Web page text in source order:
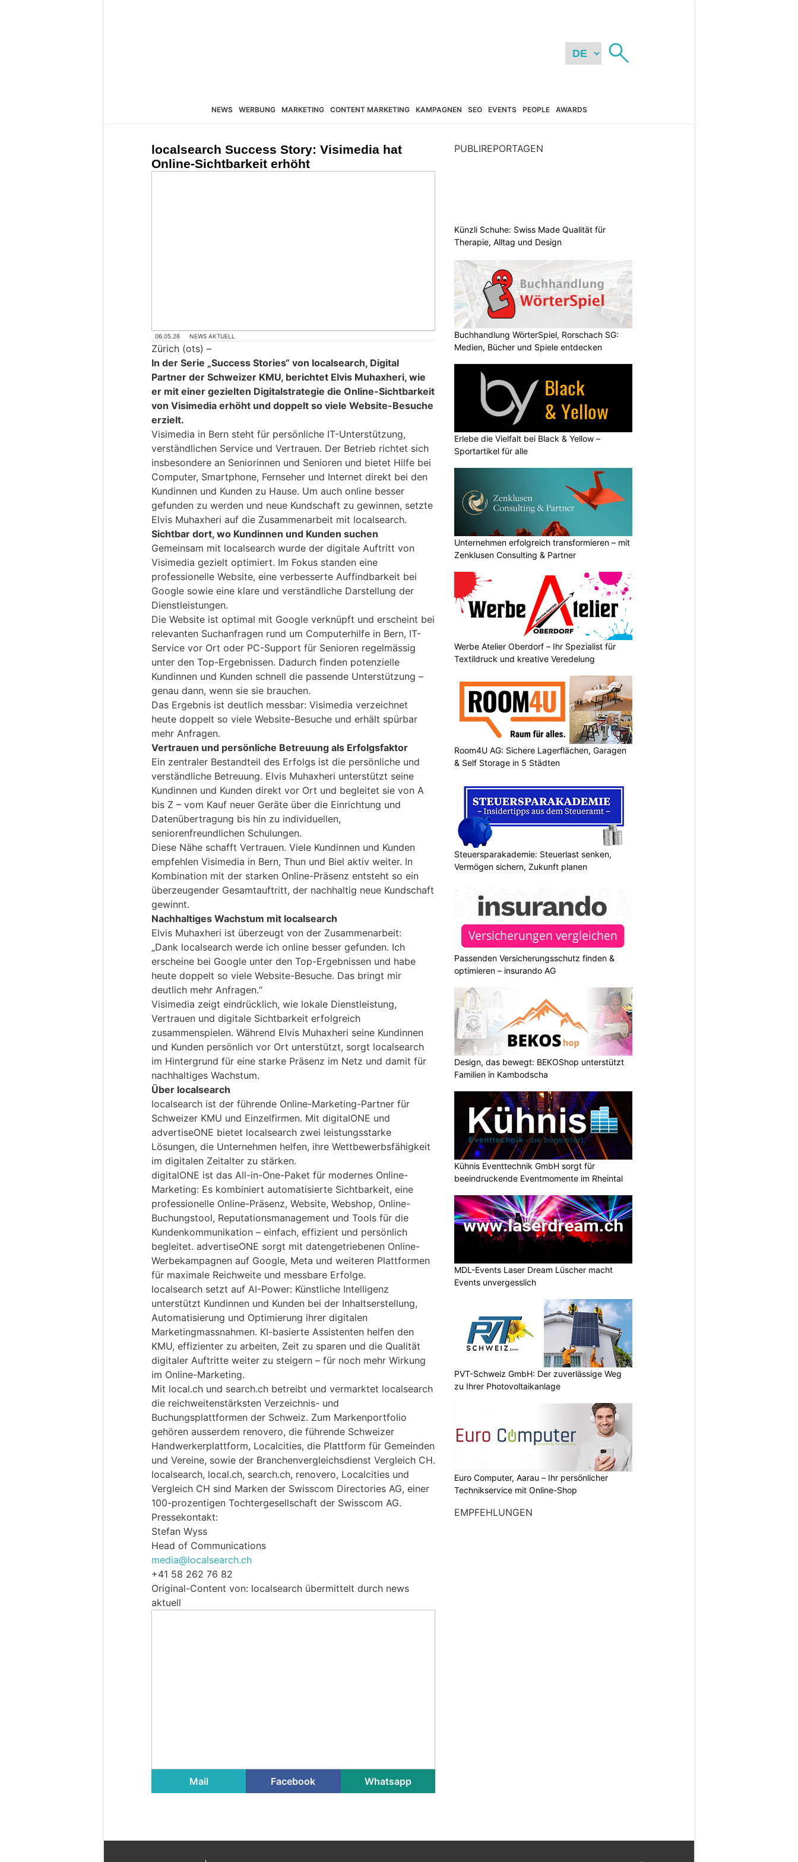
NEWS WERBUNG MARKETING CONTENT MARKETING KAMPAGNEN SEO EVENTS PEOPLE AWARDS
localsearch Success Story: Visimedia hat
Online-Sichtbarkeit erhöht
06.05.26 NEWS AKTUELL
Zürich (ots) –
In der Serie „Success Stories“ von localsearch, Digital
Partner der Schweizer KMU, berichtet Elvis Muhaxheri, wie
er mit einer gezielten Digitalstrategie die Online-Sichtbarkeit
von Visimedia erhöht und doppelt so viele Website-Besuche
erzielt.
Visimedia in Bern steht für persönliche IT-Unterstützung,
verständlichen Service und Vertrauen. Der Betrieb richtet sich
insbesondere an Seniorinnen und Senioren und bietet Hilfe bei
Computer, Smartphone, Fernseher und Internet direkt bei den
Kundinnen und Kunden zu Hause. Um auch online besser
gefunden zu werden und neue Kundschaft zu gewinnen, setzte
Elvis Muhaxheri auf die Zusammenarbeit mit localsearch.
Sichtbar dort, wo Kundinnen und Kunden suchen
Gemeinsam mit localsearch wurde der digitale Auftritt von
Visimedia gezielt optimiert. Im Fokus standen eine
professionelle Website, eine verbesserte Auffindbarkeit bei
Google sowie eine klare und verständliche Darstellung der
Dienstleistungen.
Die Website ist optimal mit Google verknüpft und erscheint bei
relevanten Suchanfragen rund um Computerhilfe in Bern, IT-
Service vor Ort oder PC-Support für Senioren regelmässig
unter den Top-Ergebnissen. Dadurch finden potenzielle
Kundinnen und Kunden schnell die passende Unterstützung –
genau dann, wenn sie sie brauchen.
Das Ergebnis ist deutlich messbar: Visimedia verzeichnet
heute doppelt so viele Website-Besuche und erhält spürbar
mehr Anfragen.
Vertrauen und persönliche Betreuung als Erfolgsfaktor
Ein zentraler Bestandteil des Erfolgs ist die persönliche und
verständliche Betreuung. Elvis Muhaxheri unterstützt seine
Kundinnen und Kunden direkt vor Ort und begleitet sie von A
bis Z – vom Kauf neuer Geräte über die Einrichtung und
Datenübertragung bis hin zu individuellen,
seniorenfreundlichen Schulungen.
Diese Nähe schafft Vertrauen. Viele Kundinnen und Kunden
empfehlen Visimedia in Bern, Thun und Biel aktiv weiter. In
Kombination mit der starken Online-Präsenz entsteht so ein
überzeugender Gesamtauftritt, der nachhaltig neue Kundschaft
gewinnt.
Nachhaltiges Wachstum mit localsearch
Elvis Muhaxheri ist überzeugt von der Zusammenarbeit:
„Dank localsearch werde ich online besser gefunden. Ich
erscheine bei Google unter den Top-Ergebnissen und habe
heute doppelt so viele Website-Besuche. Das bringt mir
deutlich mehr Anfragen.“
Visimedia zeigt eindrücklich, wie lokale Dienstleistung,
Vertrauen und digitale Sichtbarkeit erfolgreich
zusammenspielen. Während Elvis Muhaxheri seine Kundinnen
und Kunden persönlich vor Ort unterstützt, sorgt localsearch
im Hintergrund für eine starke Präsenz im Netz und damit für
nachhaltiges Wachstum.
Über localsearch
localsearch ist der führende Online-Marketing-Partner für
Schweizer KMU und Einzelfirmen. Mit digitalONE und
advertiseONE bietet localsearch zwei leistungsstarke
Lösungen, die Unternehmen helfen, ihre Wettbewerbsfähigkeit
im digitalen Zeitalter zu stärken.
digitalONE ist das All-in-One-Paket für modernes Online-
Marketing: Es kombiniert automatisierte Sichtbarkeit, eine
professionelle Online-Präsenz, Website, Webshop, Online-
Buchungstool, Reputationsmanagement und Tools für die
Kundenkommunikation – einfach, effizient und persönlich
begleitet. advertiseONE sorgt mit datengetriebenen Online-
Werbekampagnen auf Google, Meta und weiteren Plattformen
für maximale Reichweite und messbare Erfolge.
localsearch setzt auf AI-Power: Künstliche Intelligenz
unterstützt Kundinnen und Kunden bei der Inhaltserstellung,
Automatisierung und Optimierung ihrer digitalen
Marketingmassnahmen. KI-basierte Assistenten helfen den
KMU, effizienter zu arbeiten, Zeit zu sparen und die Qualität
digitaler Auftritte weiter zu steigern – für noch mehr Wirkung
im Online-Marketing.
Mit local.ch und search.ch betreibt und vermarktet localsearch
die reichweitenstärksten Verzeichnis- und
Buchungsplattformen der Schweiz. Zum Markenportfolio
gehören ausserdem renovero, die führende Schweizer
Handwerkerplattform, Localcities, die Plattform für Gemeinden
und Vereine, sowie der Branchenvergleichsdienst Vergleich CH.
localsearch, local.ch, search.ch, renovero, Localcities und
Vergleich CH sind Marken der Swisscom Directories AG, einer
100-prozentigen Tochtergesellschaft der Swisscom AG.
Pressekontakt:
Stefan Wyss
Head of Communications
media@localsearch.ch
+41 58 262 76 82
Original-Content von: localsearch übermittelt durch news
aktuell
Mail Facebook Whatsapp
PUBLIREPORTAGEN
Künzli Schuhe: Swiss Made Qualität für
Therapie, Alltag und Design
Buchhandlung WörterSpiel, Rorschach SG:
Medien, Bücher und Spiele entdecken
Erlebe die Vielfalt bei Black & Yellow –
Sportartikel für alle
Unternehmen erfolgreich transformieren – mit
Zenklusen Consulting & Partner
Werbe Atelier Oberdorf – Ihr Spezialist für
Textildruck und kreative Veredelung
Room4U AG: Sichere Lagerflächen, Garagen
& Self Storage in 5 Städten
Steuersparakademie: Steuerlast senken,
Vermögen sichern, Zukunft planen
Passenden Versicherungsschutz finden &
optimieren – insurando AG
Design, das bewegt: BEKOShop unterstützt
Familien in Kambodscha
Kühnis Eventtechnik GmbH sorgt für
beeindruckende Eventmomente im Rheintal
MDL-Events Laser Dream Lüscher macht
Events unvergesslich
PVT-Schweiz GmbH: Der zuverlässige Weg
zu Ihrer Photovoltaikanlage
Euro Computer, Aarau – Ihr persönlicher
Technikservice mit Online-Shop
EMPFEHLUNGEN